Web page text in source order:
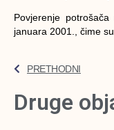
Povjerenje
januara 2001., čime
PRETHODNI
Druge